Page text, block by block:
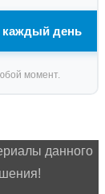
каждый день
момент.
данного